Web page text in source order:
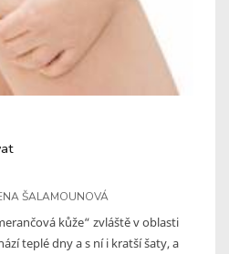
ŠALAMOUNOVÁ
kůže“ zvláště v oblasti
teplé dny a s ní i kratší šaty, a